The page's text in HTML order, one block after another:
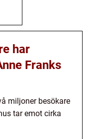
har
Franks
miljoner besökare
tar emot cirka